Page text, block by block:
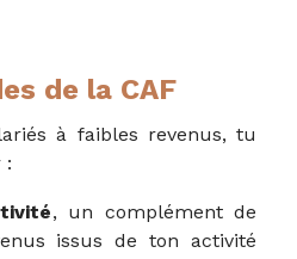
de la CAF
à faibles revenus, tu
:
, un complément de
issus de ton activité